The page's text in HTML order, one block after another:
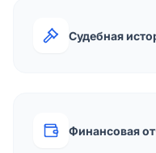
Судебная
Финансовая